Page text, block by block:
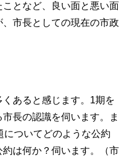
となど、良い面と悪い面
市長としての現在の市政
あると感じます。1期を
長の認識を伺います。ま
ついてどのような公約
は何か？伺います。（市